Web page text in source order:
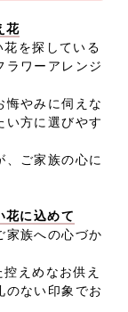
花
花を探している
ラワーアレンジ
悔やみに伺えな
い方に選びやす
、ご家族の心に
花に込めて
家族への心づか
えめなお供え
のない印象でお